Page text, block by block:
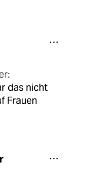
das nicht
Frauen